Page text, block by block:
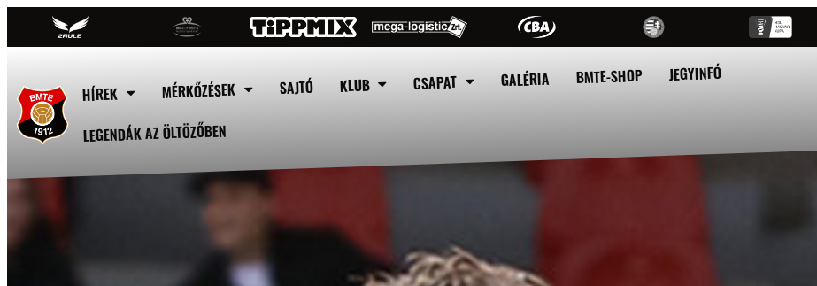
HÍREK MÉRKŐZÉSEK SAJTÓ KLUB CSAPAT GALÉRIA BMTE-SHOP JEGYINFÓ
LEGENDÁK AZ ÖLTÖZŐBEN